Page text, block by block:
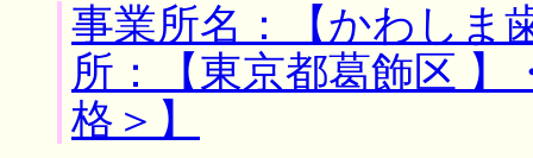
事業所名：【かわし
所：【東京都葛飾区 】
格＞】